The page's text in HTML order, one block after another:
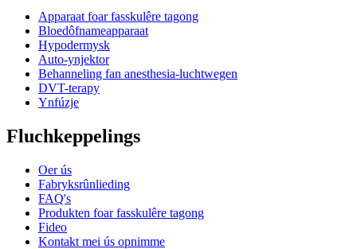
Apparaat foar fasskulêre tagong
Bloedôfnameapparaat
Hypodermysk
Auto-ynjektor
Behanneling fan anesthesia-luchtwegen
DVT-terapy
Ynfúzje
Fluchkeppelings
Oer ús
Fabryksrûnlieding
FAQ's
Produkten foar fasskulêre tagong
Fideo
Kontakt mei ús opnimme